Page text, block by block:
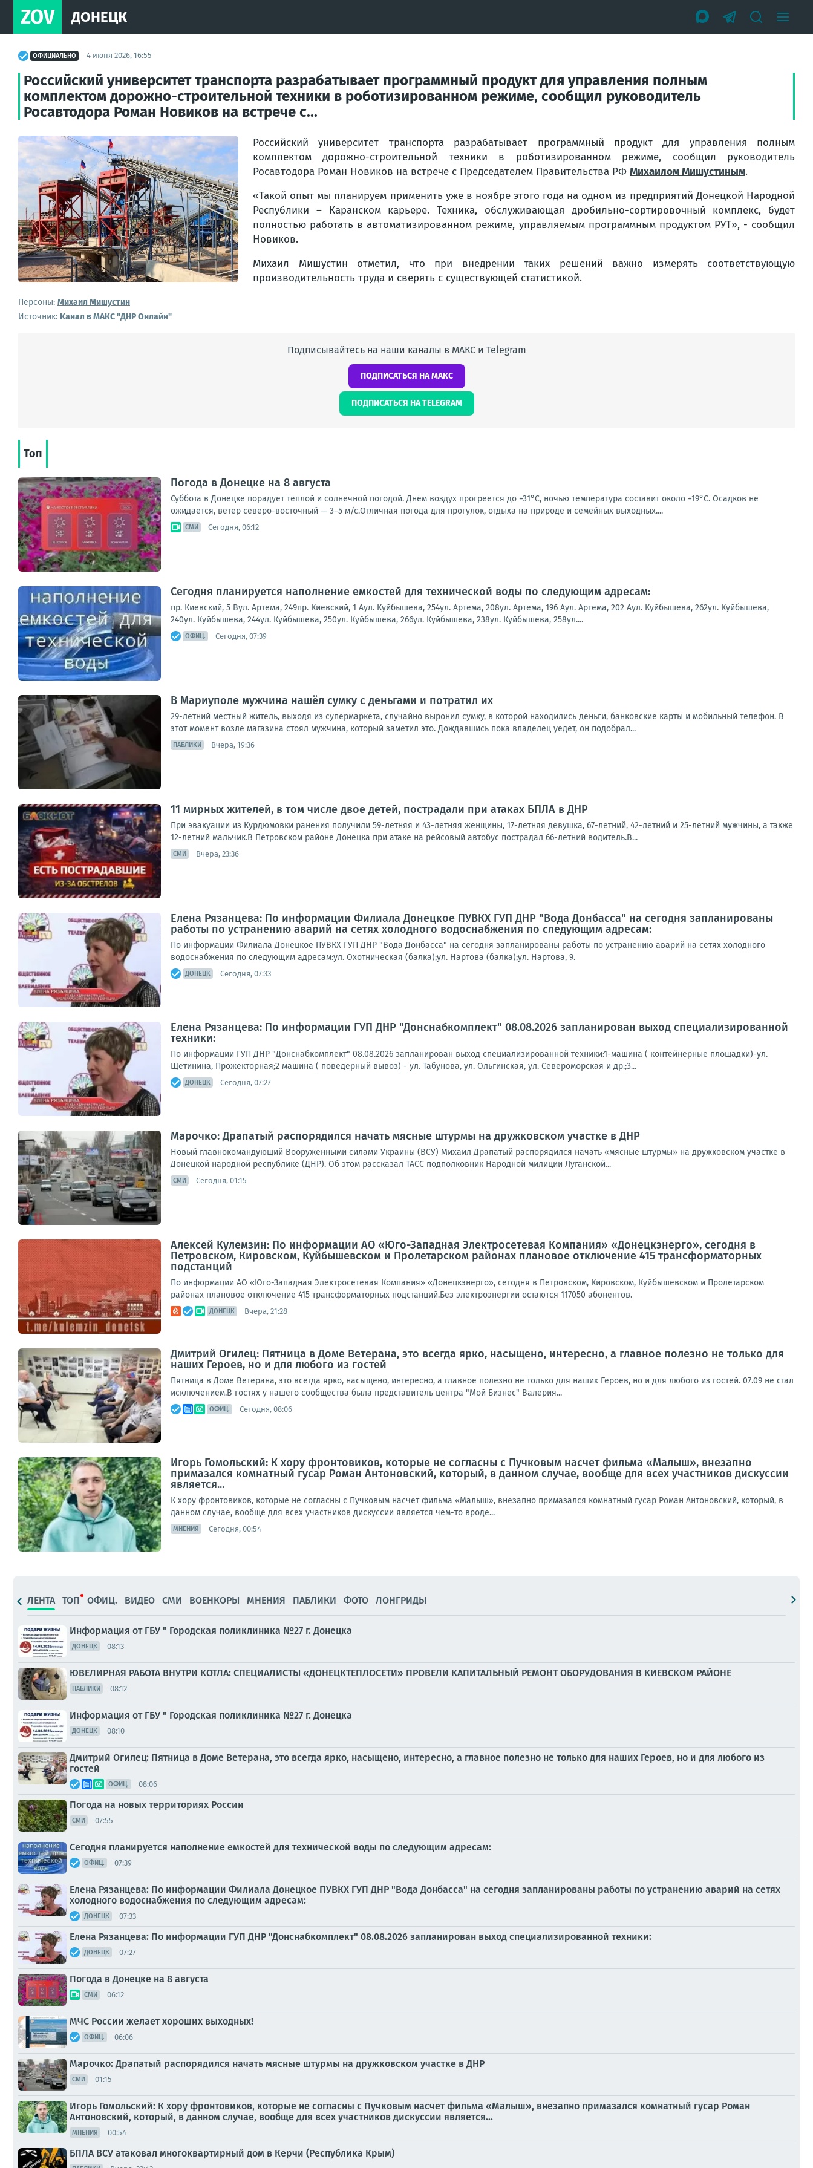
ZOV ДОНЕЦК
ОФИЦИАЛЬНО 4 июня 2026, 16:55
Российский университет транспорта разрабатывает программный продукт для управления полным
комплектом дорожно-строительной техники в роботизированном режиме, сообщил руководитель
Росавтодора Роман Новиков на встрече с...
Российский университет транспорта разрабатывает программный продукт для управления полным
комплектом дорожно-строительной техники в роботизированном режиме, сообщил руководитель
Росавтодора Роман Новиков на встрече с Председателем Правительства РФ Михаилом Мишустиным.
«Такой опыт мы планируем применить уже в ноябре этого года на одном из предприятий Донецкой Народной
Республики – Каранском карьере. Техника, обслуживающая дробильно-сортировочный комплекс, будет
полностью работать в автоматизированном режиме, управляемым программным продуктом РУТ», - сообщил
Новиков.
Михаил Мишустин отметил, что при внедрении таких решений важно измерять соответствующую
производительность труда и сверять с существующей статистикой.
Персоны: Михаил Мишустин
Источник: Канал в МАКС "ДНР Онлайн"
Подписывайтесь на наши каналы в МАКС и Telegram
ПОДПИСАТЬСЯ НА МАКС
ПОДПИСАТЬСЯ НА TELEGRAM
Топ
Погода в Донецке на 8 августа
Суббота в Донецке порадует тёплой и солнечной погодой. Днём воздух прогреется до +31°C, ночью температура составит около +19°C. Осадков не
ожидается, ветер северо-восточный — 3–5 м/с.Отличная погода для прогулок, отдыха на природе и семейных выходных....
СМИ Сегодня, 06:12
Сегодня планируется наполнение емкостей для технической воды по следующим адресам:
пр. Киевский, 5 Вул. Артема, 249пр. Киевский, 1 Аул. Куйбышева, 254ул. Артема, 208ул. Артема, 196 Аул. Артема, 202 Аул. Куйбышева, 262ул. Куйбышева,
240ул. Куйбышева, 244ул. Куйбышева, 250ул. Куйбышева, 266ул. Куйбышева, 238ул. Куйбышева, 258ул....
ОФИЦ. Сегодня, 07:39
В Мариуполе мужчина нашёл сумку с деньгами и потратил их
29-летний местный житель, выходя из супермаркета, случайно выронил сумку, в которой находились деньги, банковские карты и мобильный телефон. В
этот момент возле магазина стоял мужчина, который заметил это. Дождавшись пока владелец уедет, он подобрал...
ПАБЛИКИ Вчера, 19:36
11 мирных жителей, в том числе двое детей, пострадали при атаках БПЛА в ДНР
При эвакуации из Курдюмовки ранения получили 59-летняя и 43-летняя женщины, 17-летняя девушка, 67-летний, 42-летний и 25-летний мужчины, а также
12-летний мальчик.В Петровском районе Донецка при атаке на рейсовый автобус пострадал 66-летний водитель.В...
СМИ Вчера, 23:36
Елена Рязанцева: По информации Филиала Донецкое ПУВКХ ГУП ДНР "Вода Донбасса" на сегодня запланированы
работы по устранению аварий на сетях холодного водоснабжения по следующим адресам:
По информации Филиала Донецкое ПУВКХ ГУП ДНР "Вода Донбасса" на сегодня запланированы работы по устранению аварий на сетях холодного
водоснабжения по следующим адресам:ул. Охотническая (балка);ул. Нартова (балка);ул. Нартова, 9.
ДОНЕЦК Сегодня, 07:33
Елена Рязанцева: По информации ГУП ДНР "Донснабкомплект" 08.08.2026 запланирован выход специализированной
техники:
По информации ГУП ДНР "Донснабкомплект" 08.08.2026 запланирован выход специализированной техники:1-машина ( контейнерные площадки)-ул.
Щетинина, Прожекторная;2 машина ( поведерный вывоз) - ул. Табунова, ул. Ольгинская, ул. Североморская и др.;3...
ДОНЕЦК Сегодня, 07:27
Марочко: Драпатый распорядился начать мясные штурмы на дружковском участке в ДНР
Новый главнокомандующий Вооруженными силами Украины (ВСУ) Михаил Драпатый распорядился начать «мясные штурмы» на дружковском участке в
Донецкой народной республике (ДНР). Об этом рассказал ТАСС подполковник Народной милиции Луганской...
СМИ Сегодня, 01:15
Алексей Кулемзин: По информации АО «Юго-Западная Электросетевая Компания» «Донецкэнерго», сегодня в
Петровском, Кировском, Куйбышевском и Пролетарском районах плановое отключение 415 трансформаторных
подстанций
По информации АО «Юго-Западная Электросетевая Компания» «Донецкэнерго», сегодня в Петровском, Кировском, Куйбышевском и Пролетарском
районах плановое отключение 415 трансформаторных подстанций.Без электроэнергии остаются 117050 абонентов.
ДОНЕЦК Вчера, 21:28
Дмитрий Огилец: Пятница в Доме Ветерана, это всегда ярко, насыщено, интересно, а главное полезно не только для
наших Героев, но и для любого из гостей
Пятница в Доме Ветерана, это всегда ярко, насыщено, интересно, а главное полезно не только для наших Героев, но и для любого из гостей. 07.09 не стал
исключением.В гостях у нашего сообщества была представитель центра "Мой Бизнес" Валерия...
ОФИЦ. Сегодня, 08:06
Игорь Гомольский: К хору фронтовиков, которые не согласны с Пучковым насчет фильма «Малыш», внезапно
примазался комнатный гусар Роман Антоновский, который, в данном случае, вообще для всех участников дискуссии
является...
К хору фронтовиков, которые не согласны с Пучковым насчет фильма «Малыш», внезапно примазался комнатный гусар Роман Антоновский, который, в
данном случае, вообще для всех участников дискуссии является чем-то вроде...
МНЕНИЯ Сегодня, 00:54
ЛЕНТА ТОП ОФИЦ. ВИДЕО СМИ ВОЕНКОРЫ МНЕНИЯ ПАБЛИКИ ФОТО ЛОНГРИДЫ
Информация от ГБУ " Городская поликлиника №27 г. Донецка
ДОНЕЦК 08:13
ЮВЕЛИРНАЯ РАБОТА ВНУТРИ КОТЛА: СПЕЦИАЛИСТЫ «ДОНЕЦКТЕПЛОСЕТИ» ПРОВЕЛИ КАПИТАЛЬНЫЙ РЕМОНТ ОБОРУДОВАНИЯ В КИЕВСКОМ РАЙОНЕ
ПАБЛИКИ 08:12
Информация от ГБУ " Городская поликлиника №27 г. Донецка
ДОНЕЦК 08:10
Дмитрий Огилец: Пятница в Доме Ветерана, это всегда ярко, насыщено, интересно, а главное полезно не только для наших Героев, но и для любого из
гостей
ОФИЦ. 08:06
Погода на новых территориях России
СМИ 07:55
Сегодня планируется наполнение емкостей для технической воды по следующим адресам:
ОФИЦ. 07:39
Елена Рязанцева: По информации Филиала Донецкое ПУВКХ ГУП ДНР "Вода Донбасса" на сегодня запланированы работы по устранению аварий на сетях
холодного водоснабжения по следующим адресам:
ДОНЕЦК 07:33
Елена Рязанцева: По информации ГУП ДНР "Донснабкомплект" 08.08.2026 запланирован выход специализированной техники:
ДОНЕЦК 07:27
Погода в Донецке на 8 августа
СМИ 06:12
МЧС России желает хороших выходных!
ОФИЦ. 06:06
Марочко: Драпатый распорядился начать мясные штурмы на дружковском участке в ДНР
СМИ 01:15
Игорь Гомольский: К хору фронтовиков, которые не согласны с Пучковым насчет фильма «Малыш», внезапно примазался комнатный гусар Роман
Антоновский, который, в данном случае, вообще для всех участников дискуссии является...
МНЕНИЯ 00:54
БПЛА ВСУ атаковал многоквартирный дом в Керчи (Республика Крым)